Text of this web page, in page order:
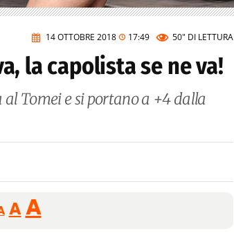
14 OTTOBRE 2018 17:49 50" DI LETTURA
la capolista se ne va!
Tomei e si portano a +4 dalla
Reducir
tamaño
A Restablecer
tamaño
AAumentar